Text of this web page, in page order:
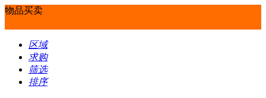
物品买卖
区域
求购
筛选
排序